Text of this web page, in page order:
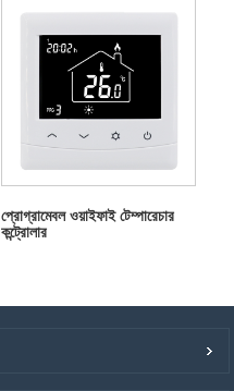
প্রোগ্রামেবল ওয়াইফাই টেম্পারেচার
কন্ট্রোলার